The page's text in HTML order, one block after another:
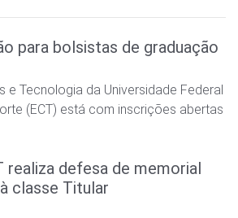
para bolsistas de graduação
e Tecnologia da Universidade Federal
(ECT) está com inscrições abertas
realiza defesa de memorial
classe Titular